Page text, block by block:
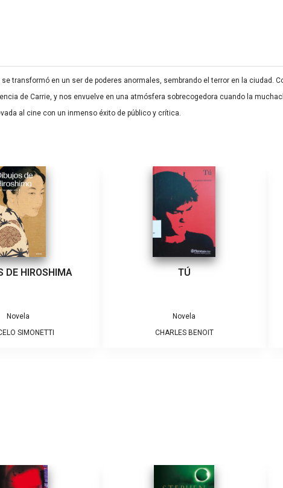
transformó en un ser de poderes anormales, sembrando el terror en la ciudad.
de Carrie, y nos envuelve en una atmósfera sobrecogedora cuando la
al cine con un inmenso éxito de público y crítica.
DE HIROSHIMA
Novela
SIMONETTI
TÚ
Novela
CHARLES BENOIT